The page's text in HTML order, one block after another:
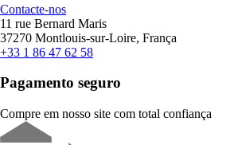
Contacte-nos
11 rue Bernard Maris
37270 Montlouis-sur-Loire, França
+33 1 86 47 62 58
Pagamento seguro
Compre em nosso site com total confiança